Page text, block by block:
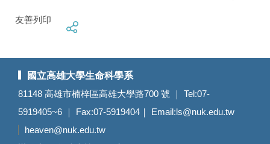
友善列印
國立高雄大學生命科學系
81148 高雄市楠梓區高雄大學路700 號 ｜ Tel:07-
5919405~6 ｜ Fax:07-5919404｜ Email:ls@nuk.edu.tw
heaven@nuk.edu.tw